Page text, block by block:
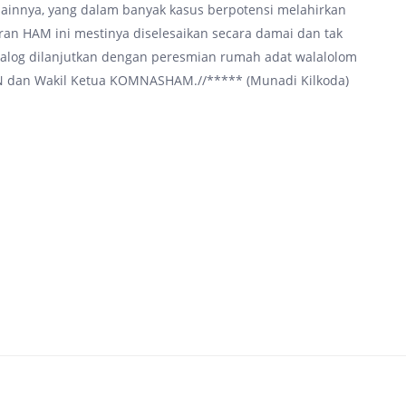
yang dalam banyak kasus berpotensi melahirkan
HAM ini mestinya diselesaikan secara damai dan tak
dilanjutkan dengan peresmian rumah adat walalolom
Wakil Ketua KOMNASHAM.//***** (Munadi Kilkoda)